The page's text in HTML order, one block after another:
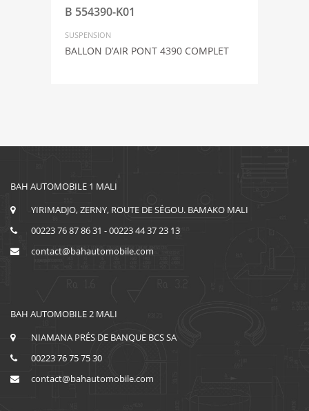
B 554390-K01
SUSPENSION
BALLON D’AIR PONT 4390 COMPLET
BAH AUTOMOBILE 1 MALI
YIRIMADJO, ZERNY, ROUTE DE SÉGOU. BAMAKO MALI
00223 76 87 86 31 - 00223 44 37 23 13
contact@bahautomobile.com
BAH AUTOMOBILE 2 MALI
NIAMANA PRÉS DE BANQUE BCS SA
00223 76 75 75 30
contact@bahautomobile.com